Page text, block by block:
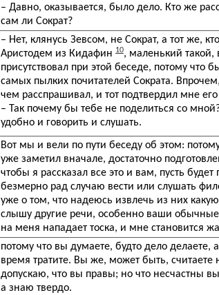
– Давно, оказывается, было дело. Кто же
сам ли Сократ?
– Нет, клянусь Зевсом, не Сократ, а тот же,
Аристодем из Кидафин 10, маленький такой,
присутствовал при этой беседе, потому что
самых пылких почитателей Сократа.
чем расспрашивал, и тот подтвердил мне его
– Так почему бы тебе не поделиться со
удобно и говорить и слушать.
Вот мы и вели по пути беседу об этом:
уже заметил вначале, достаточно
чтобы я рассказал все это и вам, пусть
безмерно рад случаю вести или слушать
уже о том, что надеюсь извлечь из них
слышу другие речи, особенно ваши
на меня нападает тоска, и мне становится
потому что вы думаете, будто дело делаете,
время тратите. Вы же, может быть,
допускаю, что вы правы; но что несчастны
а знаю твердо.